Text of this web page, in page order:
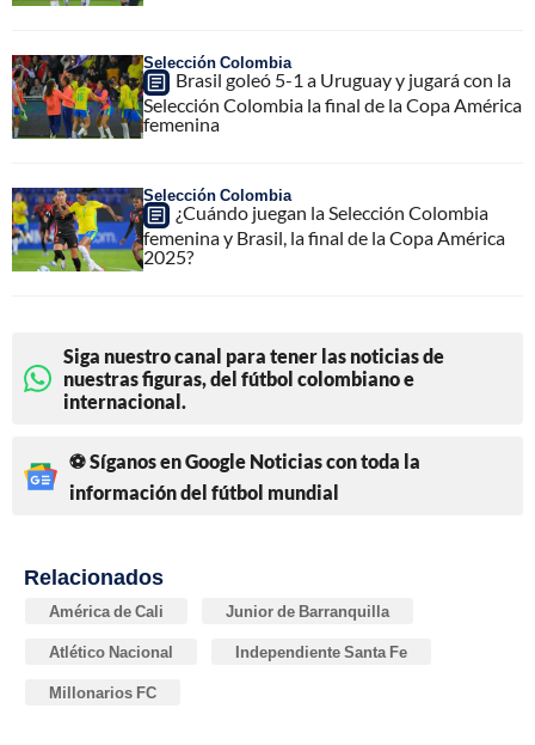
Selección Colombia
Brasil goleó 5-1 a Uruguay y jugará con la
Selección Colombia la final de la Copa América
femenina
Selección Colombia
¿Cuándo juegan la Selección Colombia
femenina y Brasil, la final de la Copa América
2025?
Siga nuestro canal para tener las noticias de
nuestras figuras, del fútbol colombiano e
internacional.
⚽ Síganos en Google Noticias con toda la
información del fútbol mundial
Relacionados
América de Cali Junior de Barranquilla
Atlético Nacional Independiente Santa Fe
Millonarios FC